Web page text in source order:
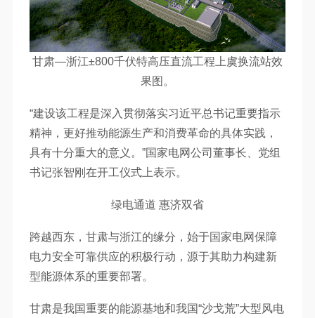
甘肃—浙江±800千伏特高压直流工程上虞换流站效
果图。
“建设该工程是深入贯彻落实习近平总书记重要指示
精神，更好推动能源生产和消费革命的具体实践，
具有十分重大的意义。”国家电网公司董事长、党组
书记张智刚在开工仪式上表示。
绿电通道 惠济双省
跨越西东，甘肃与浙江的缘分，始于国家电网保障
电力安全可靠供应的积极行动，源于其助力构建新
型能源体系的重要部署。
甘肃是我国重要的能源基地和我国“沙戈荒”大型风电